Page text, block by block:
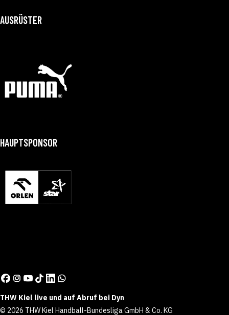
AUSRÜSTER
HAUPTSPONSOR
THW Kiel live und auf Abruf bei Dyn
© 2026 THW Kiel Handball-Bundesliga GmbH & Co. KG